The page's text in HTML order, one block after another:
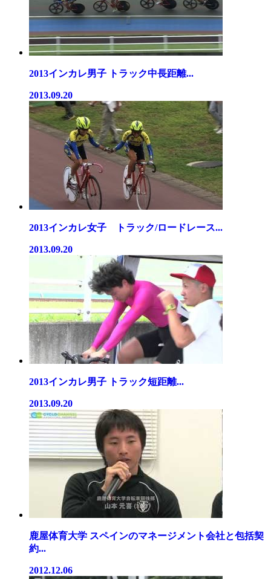
2013インカレ男子 トラック中長距離...
2013.09.20
2013インカレ女子 トラック/ロードレース...
2013.09.20
2013インカレ男子 トラック短距離...
2013.09.20
鹿屋体育大学 スペインのマネージメント会社と包括契
約...
2012.12.06